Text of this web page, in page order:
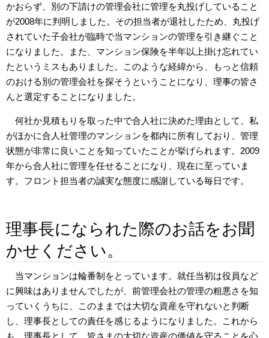
かおらず、別の下請けの管理会社に管理を丸投げしていること
が2008年に判明しました。その担当者が退社したため、丸投げ
されていた子会社が臨時で当マンションの管理を引き継ぐこと
になりました。また、マンション保険を半年以上掛け忘れてい
たというミスもありました。このような経緯から、もっと信頼
のおける別の管理会社を探そうということになり、理事の皆さ
んと選定することになりました。
何社か見積もりを取った中で合人社に決めた理由として、私
がほかに合人社管理のマンションを都内に所有しており、管理
状態が非常に良いことを知っていたことが挙げられます。2009
年から合人社に管理を任せることになり、現在に至っていま
す。フロント担当者の誠実な態度に感謝している毎日です。
理事長になられた際のお話をお聞
かせください。
当マンションは輪番制をとっています。就任当初は役員など
に興味はありませんでしたが、前管理会社の管理の粗悪さを知
っていくうちに、このままでは大切な資産を守れないと判断
し、理事長としての責任を感じるようになりました。これから
も、理事長として、皆さまの大切な資産の価値を守ることを心